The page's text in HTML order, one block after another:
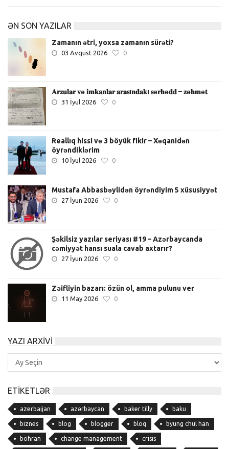
ƏN SON YAZILAR
Zamanın ətri, yoxsa zamanın sürəti?
03 Avqust 2026 0
𝐀𝐫𝐳𝐮𝐥𝐚𝐫 𝐯ə 𝐢𝐦𝐤𝐚𝐧𝐥𝐚𝐫 𝐚𝐫𝐚𝐬ı𝐧𝐝𝐚𝐤ı 𝐬ə𝐫𝐡ə𝐝𝐝 – 𝐳ə𝐡𝐦ə𝐭
31 İyul 2026 0
Reallıq hissi və 3 böyük fikir – Xəqanidən
öyrəndiklərim
10 İyul 2026 0
Mustafa Abbasbəylidən öyrəndiyim 5 xüsusiyyət
27 İyun 2026 0
Şəkilsiz yazılar seriyası #19 – Azərbaycanda
cəmiyyət hansı suala cavab axtarır?
27 İyun 2026 0
Zəifliyin bazarı: özün ol, amma pulunu ver
11 May 2026 0
YAZI ARXIVI
Yazı
Arxivi
ETIKETLƏR
azerbaijan azərbaycan baker tilly baku
biznes blog blogger bloq byung chul han
böhran change management crisis